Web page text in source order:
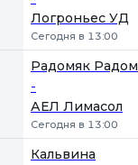
Логроньес УД
Сегодня в 13:00
Радомяк Радом
-
АЕЛ Лимасол
Сегодня в 13:00
Кальвина